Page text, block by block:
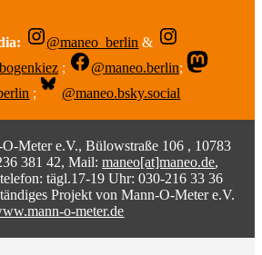
@maneo_berlin &
; @maneo.berlin;
; @maneo.bsky.social
Meter e.V., Bülowstraße 106 , 10783
381 42, Mail:maneo[at]maneo.de,
tägl.17-19 Uhr: 030-216 33 36
Projekt von Mann-O-Meter e.V.
o-meter.de